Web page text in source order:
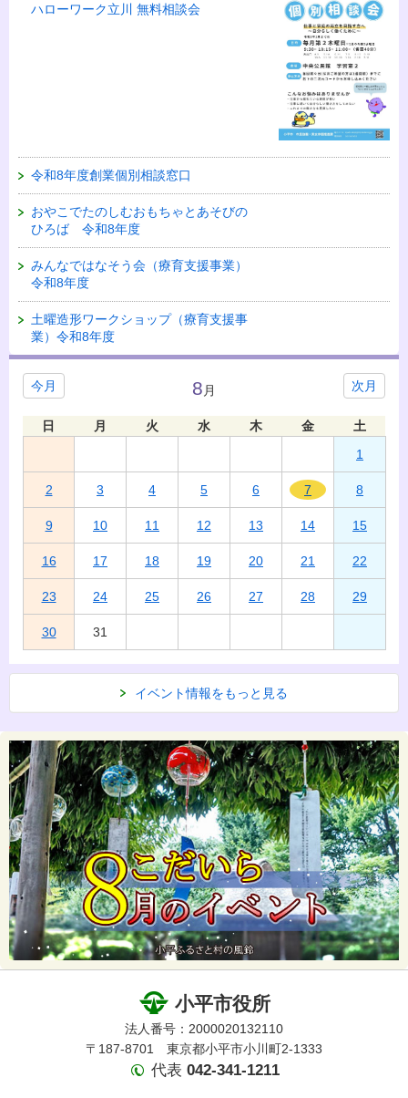
ハローワーク立川 無料相談会
令和8年度創業個別相談窓口
おやこでたのしむおもちゃとあそびの
ひろば 令和8年度
みんなではなそう会（療育支援事業）
令和8年度
土曜造形ワークショップ（療育支援事
業）令和8年度
今月 次月
8 月
日 月 火 水 木 金
土
1
2 3 4 5 6 7 8
9 10 11 12 13 14 15
16 17 18 19 20 21 22
23 24 25 26 27 28 29
30 31
イベント情報をもっと見る
小平市役所
法人番号：2000020132110
〒187-8701 東京都小平市小川町2-1333
代表 042-341-1211